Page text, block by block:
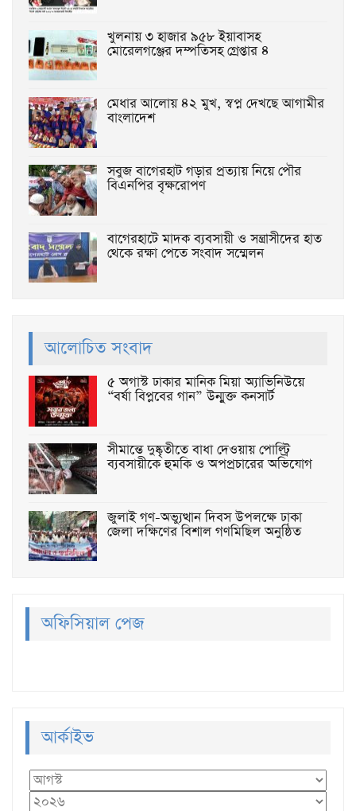
খুলনায় ৩ হাজার ৯৫৮ ইয়াবাসহ
মোরেলগঞ্জের দম্পতিসহ গ্রেপ্তার ৪
মেধার আলোয় ৪২ মুখ, স্বপ্ন দেখছে আগামীর
বাংলাদেশ
সবুজ বাগেরহাট গড়ার প্রত্যায় নিয়ে পৌর
বিএনপির বৃক্ষরোপণ
বাগেরহাটে মাদক ব্যবসায়ী ও সন্ত্রাসীদের হাত
থেকে রক্ষা পেতে সংবাদ সম্মেলন
আলোচিত সংবাদ
৫ অগাস্ট ঢাকার মানিক মিয়া অ্যাভিনিউয়ে
“বর্ষা বিপ্লবের গান” উন্মুক্ত কনসার্ট
সীমান্তে দুষ্কৃতীতে বাধা দেওয়ায় পোল্ট্রি
ব্যবসায়ীকে হুমকি ও অপপ্রচারের অভিযোগ
জুলাই গণ-অভ্যুত্থান দিবস উপলক্ষে ঢাকা
জেলা দক্ষিণের বিশাল গণমিছিল অনুষ্ঠিত
অফিসিয়াল পেজ
আর্কাইভ